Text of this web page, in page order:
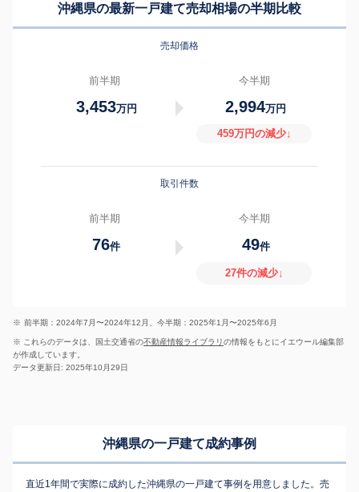
沖縄県の最新一戸建て売却相場の半期比較
売却価格
前半期
3,453万円
今半期
2,994万円
459万円の減少↓
取引件数
前半期
76件
今半期
49件
27件の減少↓
※ 前半期：2024年7月〜2024年12月、今半期：2025年1月〜2025年6月
※ これらのデータは、国土交通省の不動産情報ライブラリの情報をもとにイエウール編集部
が作成しています。
データ更新日: 2025年10月29日
沖縄県の一戸建て成約事例
直近1年間で実際に成約した沖縄県の一戸建て事例を用意しました。売